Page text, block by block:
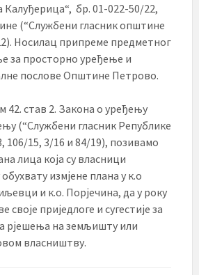
Калуђерица“, бр. 01-022-50/22,
(“Службени гласник општине
Носилац припреме предметног
за просторно уређење и
послове Општине Петрово.
42. став 2. Закона о уређењу
(“Службени гласник Републике
106/15, 3/16 и 84/19), позивамо
лица која су власници
измјене плана у к.о
и к.о. Порјечина, да у року
своје приједлоге и сугестије за
рјешења на земљишту или
власништву.